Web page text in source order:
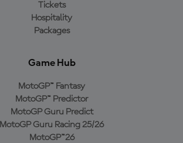
Tickets
Hospitality
Packages
Game Hub
MotoGP™ Fantasy
MotoGP™ Predictor
MotoGP Guru Predict
MotoGP Guru Racing 25/26
MotoGP™26